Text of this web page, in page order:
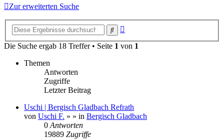
Zur erweiterten Suche
Suche
Die Suche ergab 18 Treffer • Seite 1 von 1
Themen
Antworten
Zugriffe
Letzter Beitrag
Uschi | Bergisch Gladbach Refrath
von Uschi F. » » in Bergisch Gladbach
0 Antworten
19889 Zugriffe